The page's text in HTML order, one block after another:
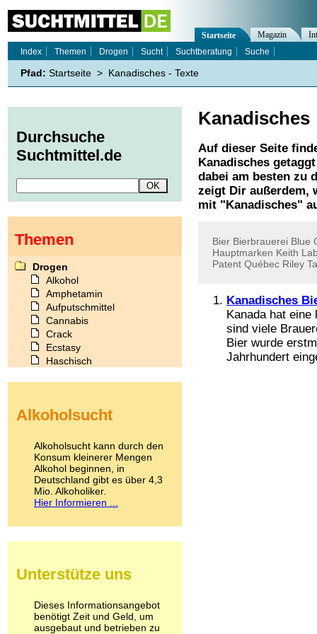
Kanadisches
Auf dieser Seite
Kanadisches
dabei am besten zu
zeigt Dir außerdem,
mit " Kanadisches"
Bier Bierbrauerei Blue
Hauptmarken Keith
Patent Québec Riley
Kanadisches
Kanada hat eine
sind viele
Bier wurde
Jahrhundert
Startseite Magazin
Index
Themen Drogen Sucht Suchtberatung Suche
Pfad: Startseite > Kanadisches - Texte
Durchsuche
Suchtmittel.de
Themen
Drogen
Alkohol
Amphetamin
Aufputschmittel
Cannabis
Crack
Ecstasy
Haschisch
Kokain
LSD
Marihuana
Medikamente
Meskalin
Metamphetamin
Methadon
Pilze
Psychopharmaka
Schlafmittel
Schmerzmittel
Alkoholsucht
Alkoholsucht kann durch den
Konsum kleinerer Mengen
Alkohol beginnen, in
Deutschland gibt es über 4,3
Mio. Alkoholiker.
Hier Informieren ...
Unterstütze uns
Dieses Informationsangebot
benötigt Zeit und Geld, um
ausgebaut und betrieben zu